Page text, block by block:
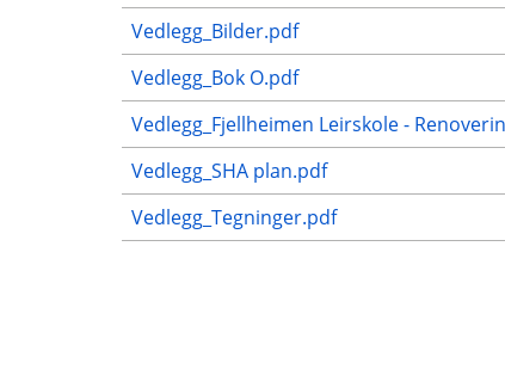
Vedlegg_Bilder.pdf
Vedlegg_Bok O.pdf
Vedlegg_Fjellheimen Leirskole -
Vedlegg_SHA plan.pdf
Vedlegg_Tegninger.pdf